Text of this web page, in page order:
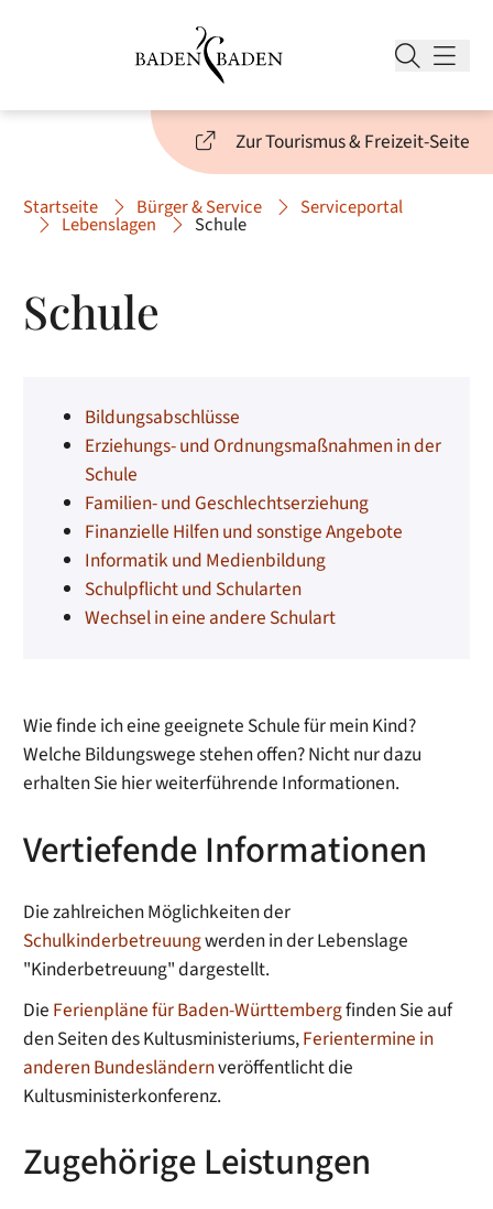
Zur Tourismus & Freizeit-Seite
Startseite Bürger & Service Serviceportal
Lebenslagen Schule
Schule
Bildungsabschlüsse
Erziehungs- und Ordnungsmaßnahmen in der
Schule
Familien- und Geschlechtserziehung
Finanzielle Hilfen und sonstige Angebote
Informatik und Medienbildung
Schulpflicht und Schularten
Wechsel in eine andere Schulart
Wie finde ich eine geeignete Schule für mein Kind?
Welche Bildungswege stehen offen? Nicht nur dazu
erhalten Sie hier weiterführende Informationen.
Vertiefende Informationen
Die zahlreichen Möglichkeiten der
Schulkinderbetreuungwerden in der Lebenslage
"Kinderbetreuung" dargestellt.
Die Ferienpläne für Baden-Württembergfinden Sie auf
den Seiten des Kultusministeriums,Ferientermine in
anderen Bundesländernveröffentlicht die
Kultusministerkonferenz.
Zugehörige Leistungen